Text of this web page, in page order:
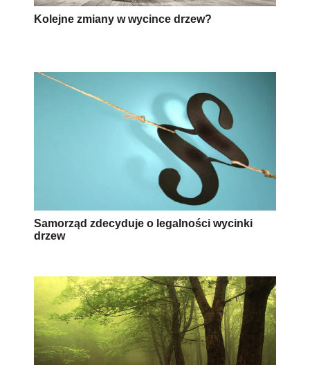
Kolejne zmiany w wycince drzew?
Samorząd zdecyduje o legalności wycinki
drzew